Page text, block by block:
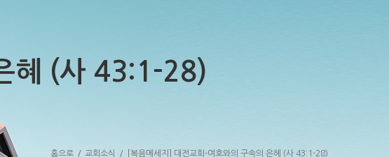
혜 (사 43:1-28)
홈으로 / 교회소식 / [복음메세지] 대전교회-여호와의 구속의 은혜 (사 43:1-28)